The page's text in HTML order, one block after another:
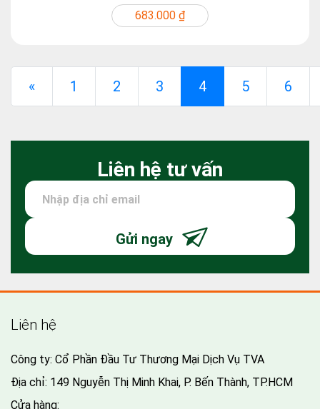
683.000 ₫
«Previous
1 2 3 4(current)
5 6
Liên hệ tư vấn
Gửi ngay
Liên hệ
Công ty: Cổ Phần Đầu Tư Thương Mại Dịch Vụ TVA
Địa chỉ: 149 Nguyễn Thị Minh Khai, P. Bến Thành, TP.HCM
Cửa hàng: